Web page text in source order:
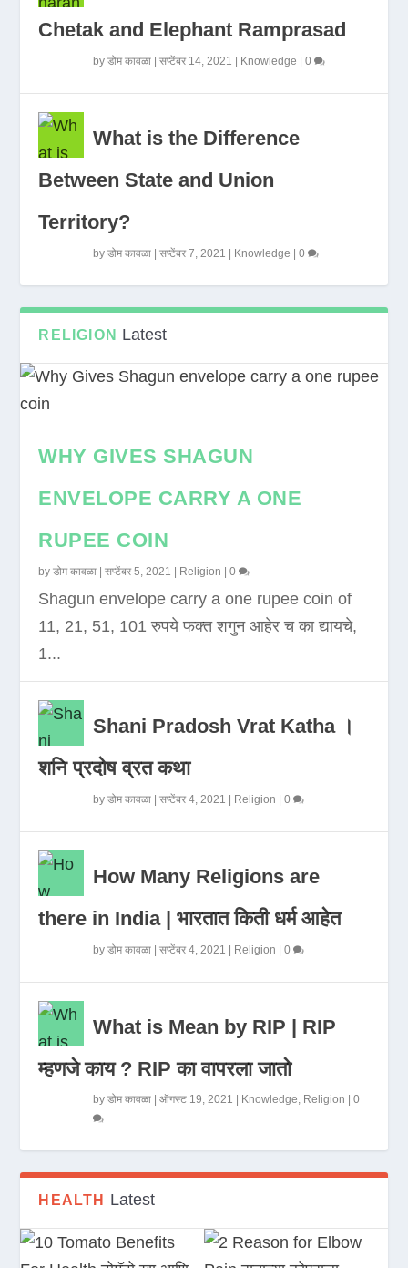
Chetak and Elephant Ramprasad
byडोम कावळा |सप्टेंबर 14, 2021 Knowledge |0
What is the Difference
Between State and Union
Territory?
byडोम कावळा |सप्टेंबर 7, 2021 Knowledge |0
RELIGION Latest
WHY GIVES SHAGUN
ENVELOPE CARRY A ONE
RUPEE COIN
byडोम कावळा |सप्टेंबर 5, 2021 Religion |0
Shagun envelope carry a one rupee coin of
11, 21, 51, 101 रुपये फक्त शगुन आहेर च का द्यायचे,
1...
Shani Pradosh Vrat Katha ।
शनि प्रदोष व्रत कथा
byडोम कावळा |सप्टेंबर 4, 2021 Religion |0
How Many Religions are
there in India | भारतात किती धर्म आहेत
byडोम कावळा |सप्टेंबर 4, 2021 Religion |0
What is Mean by RIP | RIP
म्हणजे काय ? RIP का वापरला जातो
byडोम कावळा |ऑगस्ट 19, 2021 Knowledge, Religion |0
HEALTH Latest